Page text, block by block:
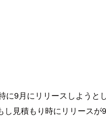
9月にリリースしようと
見積もり時にリリース